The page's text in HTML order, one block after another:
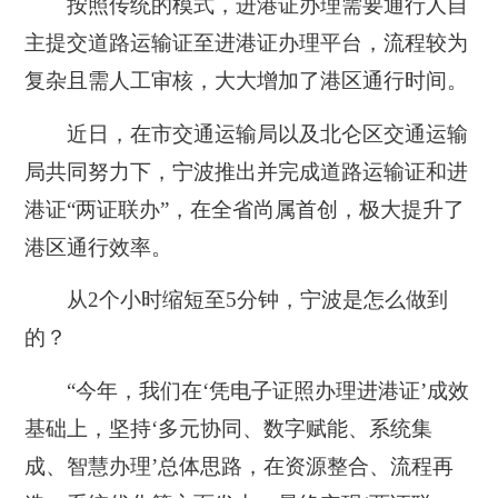
按照传统的模式，进港证办理需要通行人自
主提交道路运输证至进港证办理平台，流程较为
复杂且需人工审核，大大增加了港区通行时间。
近日，在市交通运输局以及北仑区交通运输
局共同努力下，宁波推出并完成道路运输证和进
港证“两证联办”，在全省尚属首创，极大提升了
港区通行效率。
从2个小时缩短至5分钟，宁波是怎么做到
的？
“今年，我们在‘凭电子证照办理进港证’成效
基础上，坚持‘多元协同、数字赋能、系统集
成、智慧办理’总体思路，在资源整合、流程再